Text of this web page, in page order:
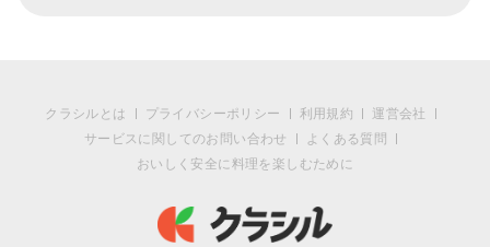
クラシルとは プライバシーポリシー 利用規約
運営会社
サービスに関してのお問い合わせ
よくある質問
おいしく安全に料理を楽しむために